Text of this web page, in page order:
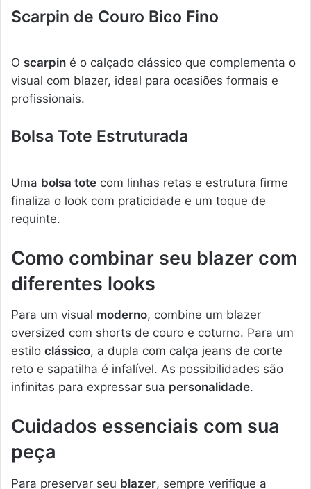
Scarpin de Couro Bico Fino
O scarpin é o calçado clássico que complementa o
visual com blazer, ideal para ocasiões formais e
profissionais.
Bolsa Tote Estruturada
Uma bolsa tote com linhas retas e estrutura firme
finaliza o look com praticidade e um toque de
requinte.
Como combinar seu blazer com
diferentes looks
Para um visual moderno, combine um blazer
oversized com shorts de couro e coturno. Para um
estilo clássico, a dupla com calça jeans de corte
reto e sapatilha é infalível. As possibilidades são
infinitas para expressar sua personalidade.
Cuidados essenciais com sua
peça
Para preservar seu blazer, sempre verifique a